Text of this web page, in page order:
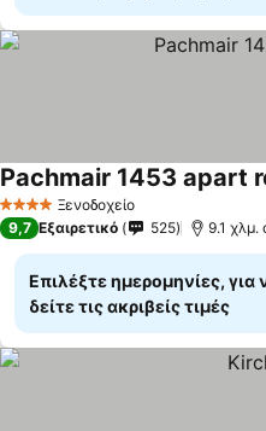
4 ΑστέριαΞενοδοχείο
Pachmair 1453 apart
9,7 Εξαιρετικό 525 9.1 χλμ.
Επιλέξτε ημερομηνίες, για
δείτε τις ακριβείς τιμές